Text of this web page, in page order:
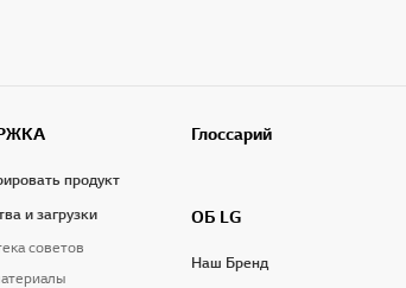
продукт
и загрузки
советов
Глоссарий
ОБ LG
Наш Бренд